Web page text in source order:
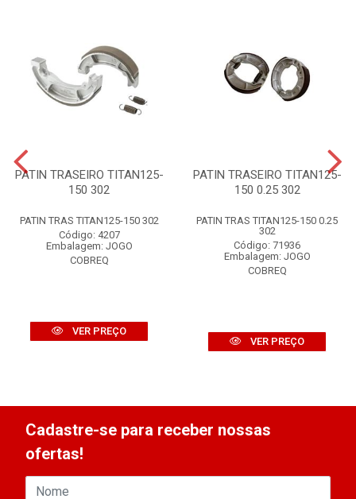
PATIN TRASEIRO TITAN125-
150 302
PATIN TRAS TITAN125-150 302
Código: 4207
Embalagem: JOGO
COBREQ
VER PREÇO
PATIN TRASEIRO TITAN125-
150 0.25 302
PATIN TRAS TITAN125-150 0.25
302
Código: 71936
Embalagem: JOGO
COBREQ
VER PREÇO
Cadastre-se para receber nossas
ofertas!